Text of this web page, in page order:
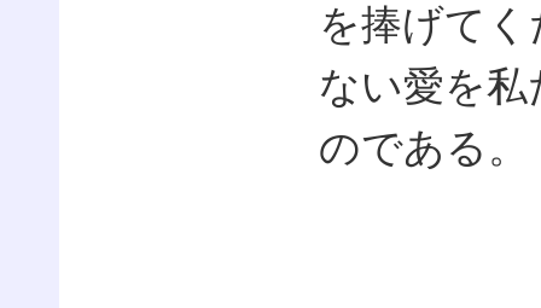
を捧げて
ない愛を
のである。